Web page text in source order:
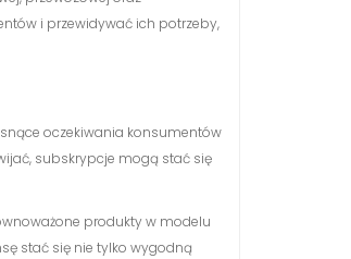
i przewidywać ich potrzeby,
oczekiwania konsumentów
subskrypcje mogą stać się
produkty w modelu
stać się nie tylko wygodną